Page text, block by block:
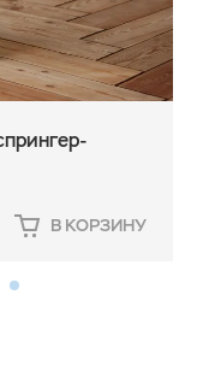
В КОРЗИНУ